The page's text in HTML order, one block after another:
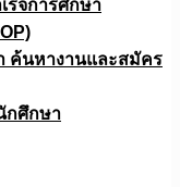
ร็จการศึกษา
ค้นหางานและสมัคร
กศึกษา